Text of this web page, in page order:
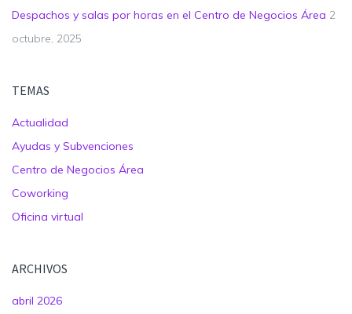
Despachos y salas por horas en el Centro de Negocios Área 2
octubre, 2025
TEMAS
Actualidad
Ayudas y Subvenciones
Centro de Negocios Área
Coworking
Oficina virtual
ARCHIVOS
abril 2026